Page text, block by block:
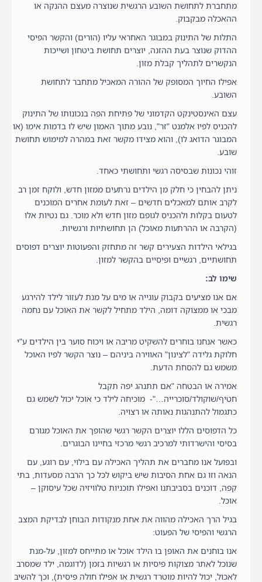
מתחברת לתחושת השובע הרגשית שנוצרה מעצם ההנקה או
ההאכלה מבקבוק.
התלות של התינוק במבוגר האחראי עליו (הורים) והקשר הפיסי
ההדוק שנוצר בעת ההזנה, יוצרים תחושת ביטחון ושייכות
הנקשרים לתהליך קבלת מזון.
אפילו החיוך המסופק של ההורה המאכיל מתחבר לתחושת
השובע.
עצם האינסטינקט הקדמוני של פתיחת הפה בנכונותו של התינוק
להכניס לפיו אלמנט "זר", נובע מתוך האמון שיש לו בדמות אימו (או
המבוגר הדואג לו), והוא מצידו מקשר זאת במהרה למימוש תחושת
שובע.
זוהי נכונות שבסיסה רגשי ותחושתי כאחד.
ניתן להבחין כי חלק מן הילדים נרתעים ממזון חדש, ולוקח זמן רב
לקרב אותם למאכלים חדשים – זאת לעומת אחרים המוכנים
לטעום בקלות ולהכניס לגופם מזון חדש ולא מוכר. גם נטיות אלו
(הקרבה או ההרתעות מאוכל) הן תחושתיות ורגשיות.
בגילאי הילדות הצעירים קשר זה מתחזק והפעוטות יוצרים דפוסים
תחושתיים, רגשיים ופיסיים בהקשר למזון.
שימו לב:
אם אנו מציעים בקבוק עוגייה או מים על מנת לעזור לילד להירגע
מבכי או ממצוקה דומה, הילד מתחיל לקשר את האוכל עם נחמה
רגשית.
כאשר אנחנו בוחרים להשקיט מריבה או ויכוח סוער בין הילדים ע"י
חלוקת גלידה "לצינון" האווירה ביניהם – נוצר הקשר לפיו האוכל
משמש גם להסחת הדעת.
אמירה או הבטחה "אם תתנהג יפה תקבל
חטיף/שוקולד/סוכרייה…"- מוכיחה לילד כי אוכל יכול לשמש גם
כתגמול להתנהגות נאותה או רצויה.
כל הדפוסים הללו יוצרים הקשר רגשי שהופך את האוכל מגורם
בסיסי והישרדותי למרכיב רגשי מרכזי בחיינו הבוגרים.
ובפועל אנו מחברים את תהליך האכילה עם בילוי, עם רוגע, עם
הנאה וזו גם אחת הסיבות שיש ביקוש לכל כך הרבה מסעדות, בתי
קפה, דוכנים בסביבתנו ואפילו תוכניות טלוויזיה שכל עיסוקן –
אוכל.
בגיל הרך האכילה מהווה את אחת מנקודות הבוחן לבדיקת המצב
הרגשי והפיסי של הפעוט:
אנו בוחנים את האופן בו הילד אוכל או מתייחס למזון, על-מנת
שנוכל לאתר מצוקות פיסיות או רגשיות בזמן (לדוגמה, ילד שמסרב
לאכול, יכול להיות מוטרד רגשית או אפילו חולה פיסית), וכך להשיב